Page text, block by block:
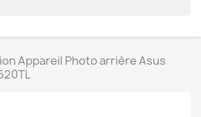
Appareil Photo arrière Asus